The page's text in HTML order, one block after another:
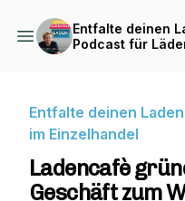
Entfalte deinen
Podcast für
Entfalte deinen
im Einzelhandel
Ladencafè
Geschäft zum